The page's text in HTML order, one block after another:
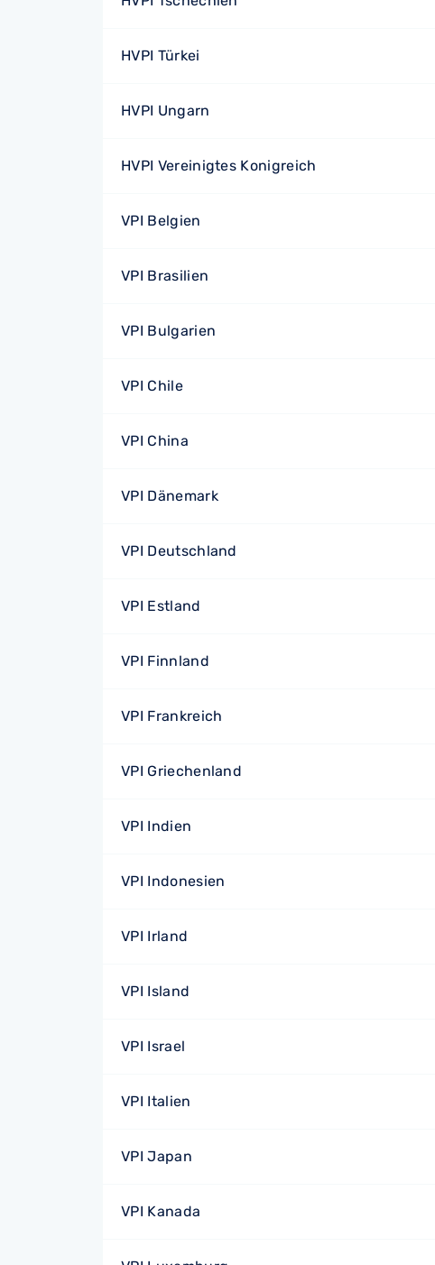
HVPI Türkei
HVPI Ungarn
HVPI Vereinigtes Konigreich
VPI Belgien
VPI Brasilien
VPI Bulgarien
VPI Chile
VPI China
VPI Dänemark
VPI Deutschland
VPI Estland
VPI Finnland
VPI Frankreich
VPI Griechenland
VPI Indien
VPI Indonesien
VPI Irland
VPI Island
VPI Israel
VPI Italien
VPI Japan
VPI Kanada